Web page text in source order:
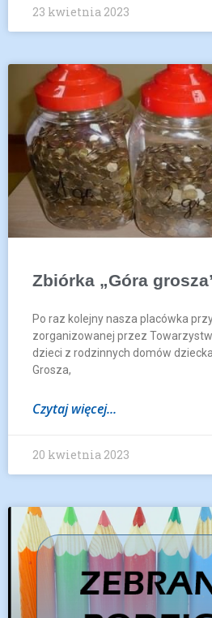
23 kwietnia 2023
Zbiórka „Góra
Po raz kolejny nasza placówka
zorganizowanej przez
dzieci z rodzinnych domów
Grosza,
Czytaj więcej...
20 kwietnia 2023